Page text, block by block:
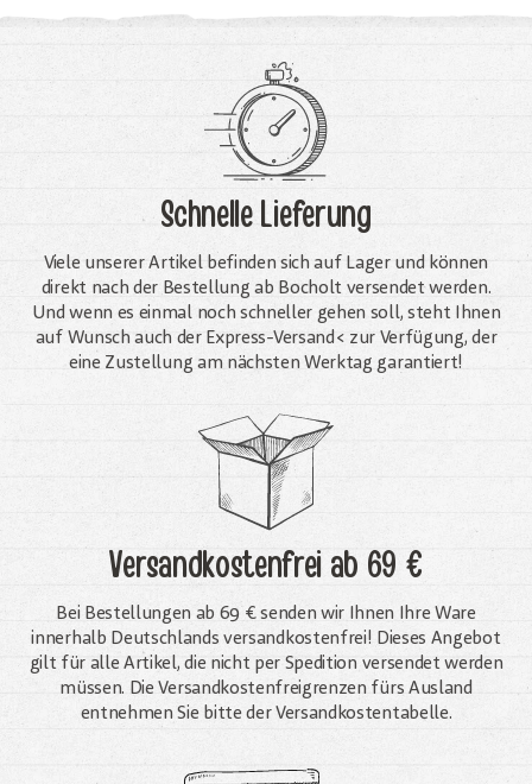
Schnelle Lieferung
Viele unserer Artikel befinden sich auf Lager und können
direkt nach der Bestellung ab Bocholt versendet werden.
Und wenn es einmal noch schneller gehen soll, steht Ihnen
auf Wunsch auch der Express-Versand< zur Verfügung, der
eine Zustellung am nächsten Werktag garantiert!
Versandkostenfreiab 69 €
Bei Bestellungen ab 69 € senden wir Ihnen Ihre Ware
innerhalb Deutschlands versandkostenfrei! Dieses Angebot
gilt für alle Artikel, die nicht per Spedition versendet werden
müssen. Die Versandkosten­freigrenzen fürs Ausland
entnehmen Sie bitte der Versandkostentabelle.